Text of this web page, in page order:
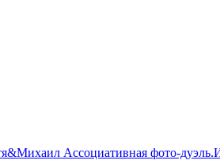
Ассоциативная фото-